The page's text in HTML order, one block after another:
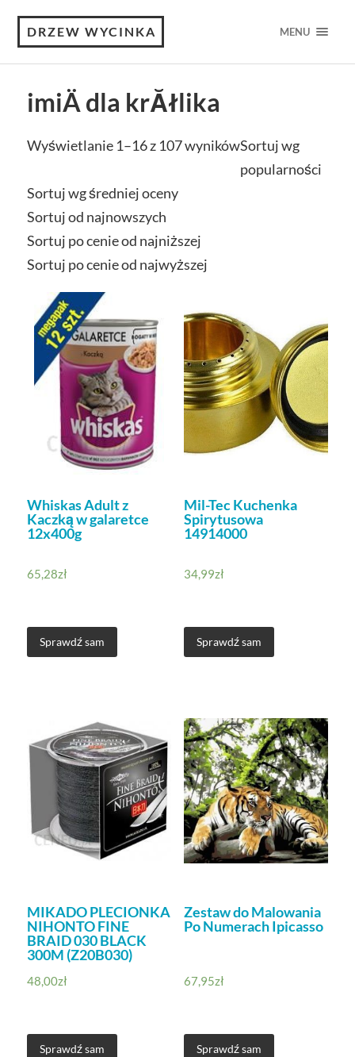
DRZEW WYCINKA MENU
imiÄ dla krĂłlika
Wyświetlanie 1–16 z 107 wynikówSortuj wg
popularności
Sortuj wg średniej oceny
Sortuj od najnowszych
Sortuj po cenie od najniższej
Sortuj po cenie od najwyższej
Whiskas Adult z
Kaczką w galaretce
12x400g
65,28zł
Sprawdź sam
Mil-Tec Kuchenka
Spirytusowa
14914000
34,99zł
Sprawdź sam
MIKADO PLECIONKA
NIHONTO FINE
BRAID 030 BLACK
300M (Z20B030)
48,00zł
Sprawdź sam
Zestaw do Malowania
Po Numerach Ipicasso
67,95zł
Sprawdź sam